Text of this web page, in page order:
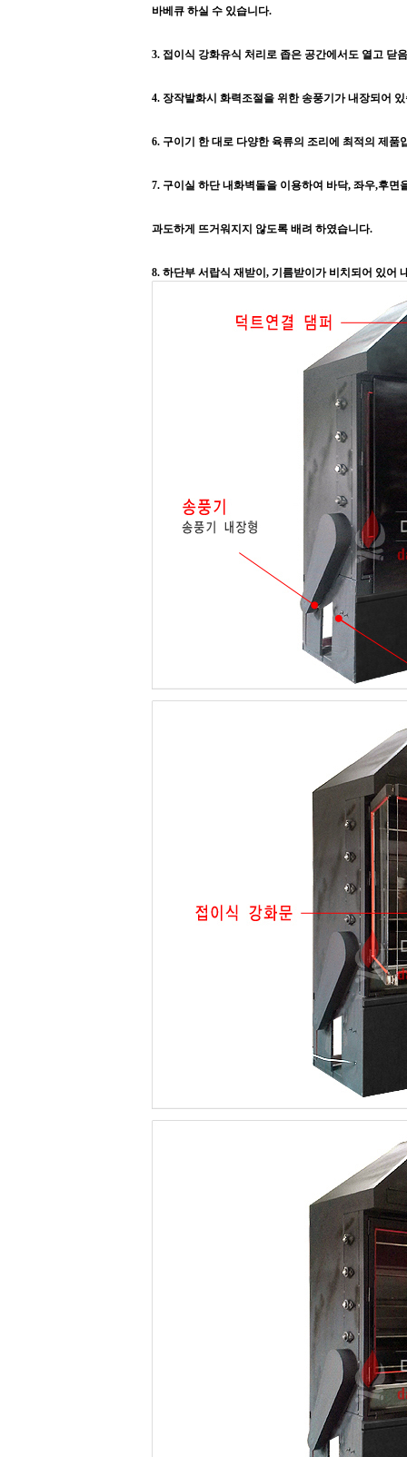
바베큐 하실 수 있습니다.
3. 접이식 강화유식 처리로 좁은 공간에서도 열고 닫
4. 장작발화시 화력조절을 위한 송풍기가 내장되어
6. 구이기 한 대로 다양한 육류의 조리에 최적의 제품
7. 구이실 하단 내화벽돌을 이용하여 바닥, 좌우,후
과도하게 뜨거워지지 않도록 배려 하였습니다.
8. 하단부 서랍식 재받이, 기름받이가 비치되어 있어